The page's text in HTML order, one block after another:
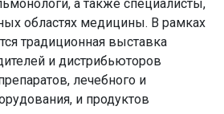
а также специалисты,
областях медицины. В рамках
традиционная выставка
и дистрибьюторов
лечебного и
и продуктов